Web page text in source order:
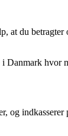
du betragter
Danmark hvor
og